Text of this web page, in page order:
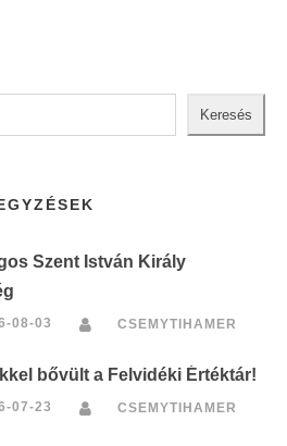
Keresés
Szent István Király
08-03 CSEMYTIHAMER
bővült a Felvidéki Értéktár!
07-23 CSEMYTIHAMER